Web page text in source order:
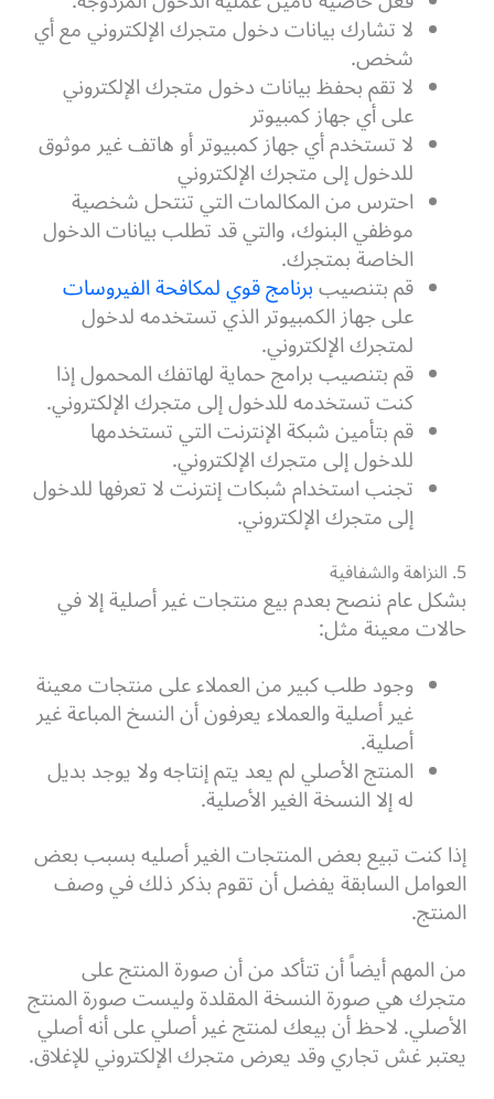
لا تشارك بيانات دخول متجرك الإلكتروني مع أي
شخص.
لا تقم بحفظ بيانات دخول متجرك الإلكتروني
على أي جهاز كمبيوتر
لا تستخدم أي جهاز كمبيوتر أو هاتف غير موثوق
للدخول إلى متجرك الإلكتروني
احترس من المكالمات التي تنتحل شخصية
موظفي البنوك، والتي قد تطلب بيانات الدخول
الخاصة بمتجرك.
قم بتنصيببرنامج قوي لمكافحة الفيروسات
على جهاز الكمبيوتر الذي تستخدمه لدخول
لمتجرك الإلكتروني.
قم بتنصيب برامج حماية لهاتفك المحمول إذا
كنت تستخدمه للدخول إلى متجرك الإلكتروني.
قم بتأمين شبكة الإنترنت التي تستخدمها
للدخول إلى متجرك الإلكتروني.
تجنب استخدام شبكات إنترنت لا تعرفها للدخول
إلى متجرك الإلكتروني.
5. النزاهة والشفافية
بشكل عام ننصح بعدم بيع منتجات غير أصلية إلا في
حالات معينة مثل:
وجود طلب كبير من العملاء على منتجات معينة
غير أصلية والعملاء يعرفون أن النسخ المباعة غير
أصلية.
المنتج الأصلي لم يعد يتم إنتاجه ولا يوجد بديل
له إلا النسخة الغير الأصلية.
إذا كنت تبيع بعض المنتجات الغير أصليه بسبب بعض
العوامل السابقة يفضل أن تقوم بذكر ذلك في وصف
المنتج.
من المهم أيضاًأن تتأكد من أن صورة المنتج على
متجرك هي صورة النسخة المقلدة وليست صورة المنتج
الأصلي. لاحظ أن بيعك لمنتج غير أصلي على أنه أصلي
يعتبر غش تجاري وقد يعرض متجرك الإلكتروني للإغلاق.